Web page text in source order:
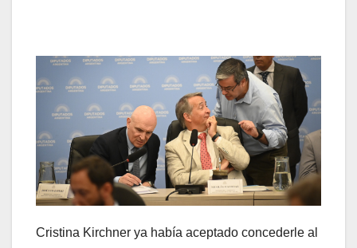
Cristina Kirchner ya había aceptado concederle al